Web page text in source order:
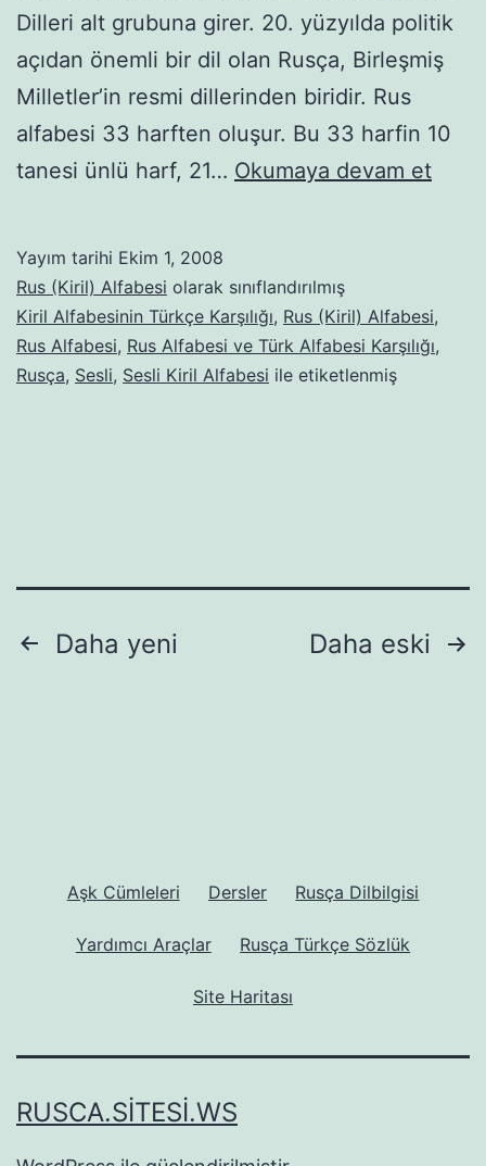
Dilleri alt grubuna girer. 20. yüzyılda politik
açıdan önemli bir dil olan Rusça, Birleşmiş
Milletler’in resmi dillerinden biridir. Rus
alfabesi 33 harften oluşur. Bu 33 harfin 10
tanesi ünlü harf, 21… Okumaya devam etRus
Yayım tarihi Ekim 1, 2008
Rus (Kiril) Alfabesi olarak sınıflandırılmış
Kiril Alfabesinin Türkçe Karşılığı, Rus (Kiril) Alfabesi,
Rus Alfabesi, Rus Alfabesi ve Türk Alfabesi Karşılığı,
Rusça, Sesli, Sesli Kiril Alfabesi ile etiketlenmiş
YazıDaha yeni Daha eski
Aşk Cümleleri Dersler Rusça Dilbilgisi
Yardımcı Araçlar Rusça Türkçe Sözlük
Site Haritası
RUSCA.SITESI.WS